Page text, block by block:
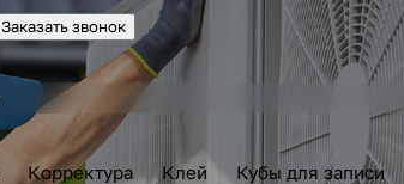
Заказать звонок
Корректура Клей Кубы для записи